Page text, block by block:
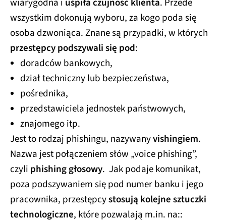
wszystkim dokonują wyboru, za kogo poda się
osoba dzwoniąca. Znane są przypadki, w których
przestępcy podszywali się pod:
doradców bankowych,
dział techniczny lub bezpieczeństwa,
pośrednika,
przedstawiciela jednostek państwowych,
znajomego itp.
Jest to rodzaj phishingu, nazywanyvishingiem.
Nazwa jest połączeniem słów „voice phishing”,
czyli phishing głosowy. Jak podaje komunikat,
poza podszywaniem się pod numer banku i jego
pracownika, przestępcystosują kolejne sztuczki
technologiczne, które pozwalają m.in. na::